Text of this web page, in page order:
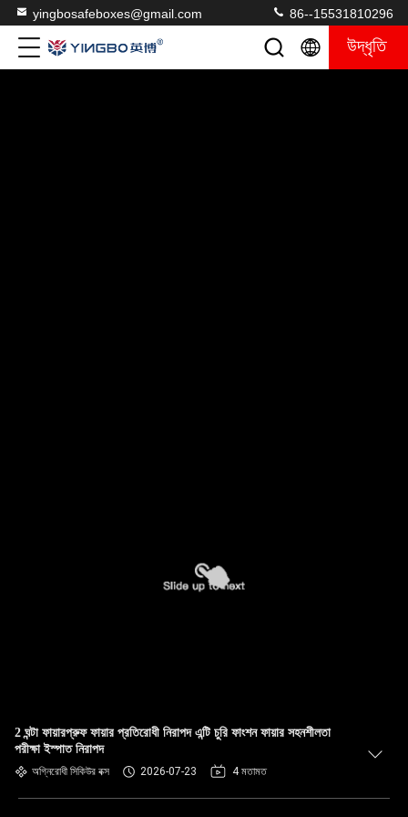
yingbosafeboxes@gmail.com 86--15531810296
উদ্ধৃতি
2 ঘন্টা ফায়ারপ্রুফ ফায়ার প্রতিরোধী নিরাপদ এন্টি চুরি ফাংশন ফায়ার সহনশীলতা
পরীক্ষা ইস্পাত নিরাপদ
অগ্নিরোধী সিকিউর বক্স 2026-07-23 4 মতামত